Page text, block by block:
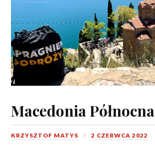
Macedonia Północna
KRZYSZTOF MATYS 2 CZERWCA 2022